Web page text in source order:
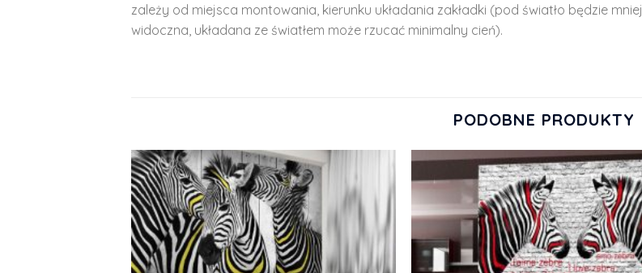
zależy od miejsca montowania, kierunku układania zakładki (pod światło będzie mniej
widoczna, układana ze światłem może rzucać minimalny cień).
PODOBNE PRODUKTY